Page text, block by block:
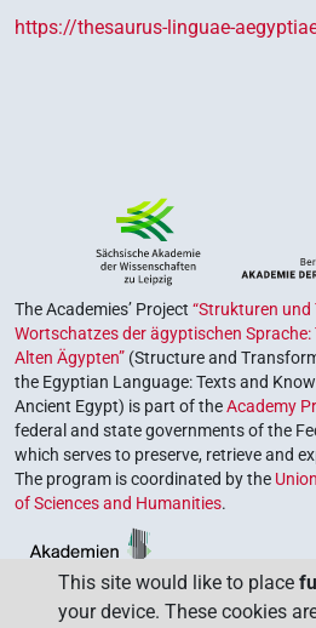
https://thesaurus-linguae-
The Academies’ Project “Strukturen
Wortschatzes der ägyptischen
Alten Ägypten” (Structure and
the Egyptian Language: Texts and
Ancient Egypt) is part of theAcademy
federal and state governments of the
which serves to preserve, retrieve and
The program is coordinated by the
of Sciences and Humanities.
This site would like to place
your device. These cookies